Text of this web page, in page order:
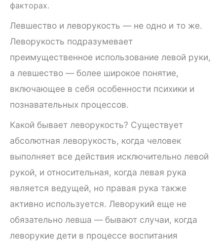
факторах.
Левшество и леворукость — не одно и то же.
Леворукость подразумевает
преимущественное использование левой руки,
а левшество — более широкое понятие,
включающее в себя особенности психики и
познавательных процессов.
Какой бывает леворукость? Существует
абсолютная леворукость, когда человек
выполняет все действия исключительно левой
рукой, и относительная, когда левая рука
является ведущей, но правая рука также
активно используется. Леворукий еще не
обязательно левша — бывают случаи, когда
леворукие дети в процессе воспитания